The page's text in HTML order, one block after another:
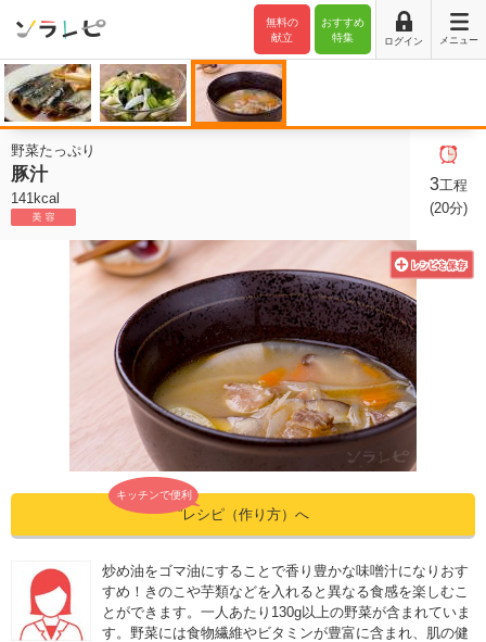
おすすめ
特集
無料の
献立
ログイン メニュー
野菜たっぷり
豚汁
141kcal
3工程
(20分)
キッチンで便利
”レシピ（作り方）へ
炒め油をゴマ油にすることで香り豊かな味噌汁になりおす
すめ！きのこや芋類などを入れると異なる食感を楽しむこ
とができます。一人あたり130g以上の野菜が含まれていま
す。野菜には食物繊維やビタミンが豊富に含まれ、肌の健